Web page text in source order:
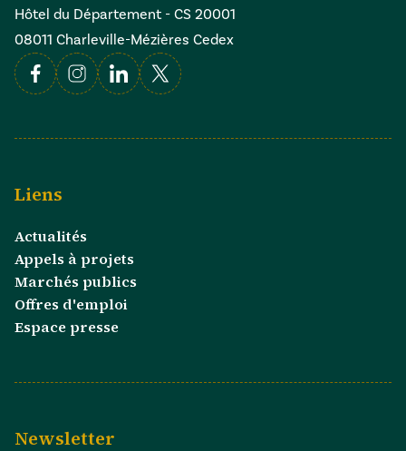
Hôtel du Département - CS 20001
08011 Charleville-Mézières Cedex
FacebookInstagramLinkedin
X
Liens
Actualités
Appels à projets
Marchés publics
Offres d'emploi
Espace presse
Newsletter